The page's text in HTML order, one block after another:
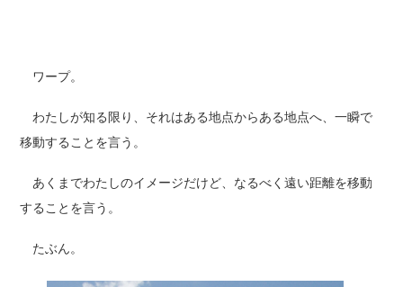
ワープ。
わたしが知る限り、それはある地点からある地点へ、一瞬で
移動することを言う。
あくまでわたしのイメージだけど、なるべく遠い距離を移動
することを言う。
たぶん。